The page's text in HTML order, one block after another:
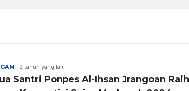
2 tahun yang lalu
Santri Ponpes Al-Ihsan Jrangoan Raih